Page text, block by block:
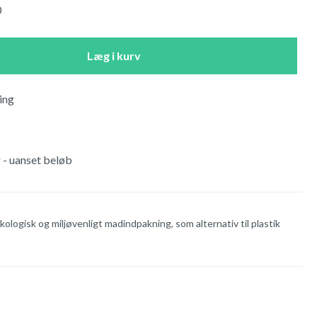
Læg i kurv
uanset beløb
og miljøvenligt madindpakning, som alternativ til plastik